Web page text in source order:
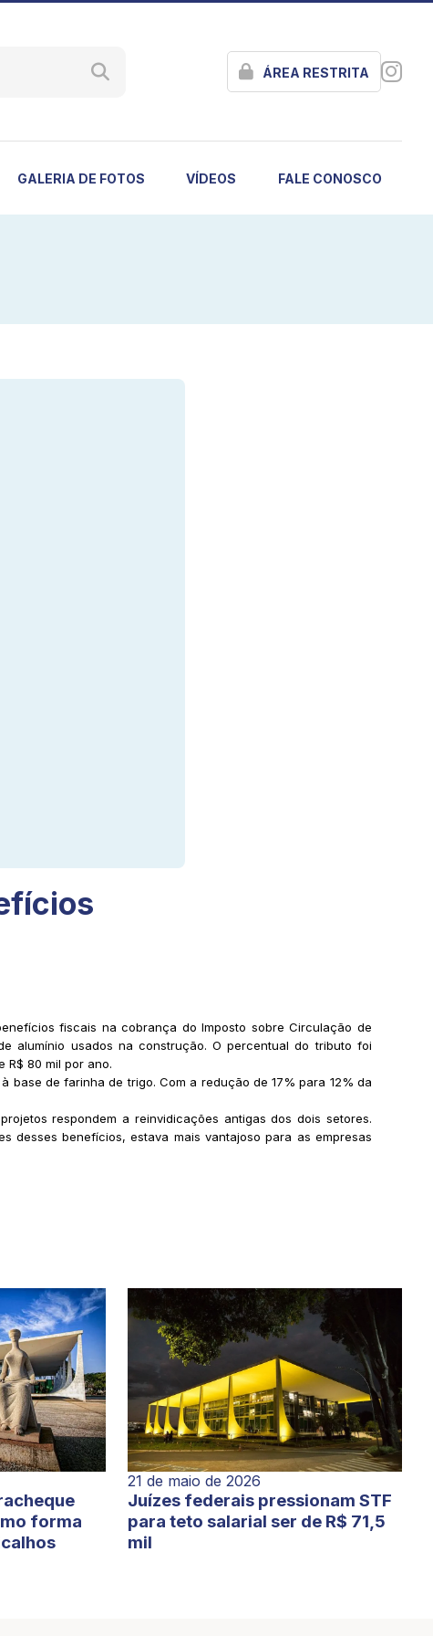
ÁREA RESTRITA
GALERIA DE FOTOS VÍDEOS FALE CONOSCO
fiscais na cobrança do Imposto sobre Circulação de
alumínio usados na construção. O percentual do tributo foi
R$ 80 mil por ano.
base de farinha de trigo. Com a redução de 17% para 12% da
respondem a reinvidicações antigas dos dois setores.
desses benefícios, estava mais vantajoso para as empresas
forma
21 de maio de 2026
Juízes federais pressionam STF
para teto salarial ser de R$ 71,5
mil